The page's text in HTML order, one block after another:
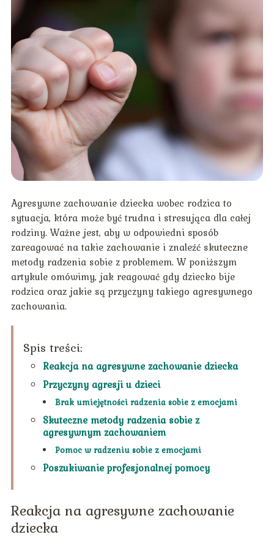
Agresywne zachowanie dziecka wobec rodzica to
sytuacja, która może być trudna i stresująca dla całej
rodziny. Ważne jest, aby w odpowiedni sposób
zareagować na takie zachowanie i znaleźć skuteczne
metody radzenia sobie z problemem. W poniższym
artykule omówimy, jak reagować gdy dziecko bije
rodzica oraz jakie są przyczyny takiego agresywnego
zachowania.
Spis treści:
Reakcja na agresywne zachowanie dziecka
Przyczyny agresji u dzieci
Brak umiejętności radzenia sobie z emocjami
Skuteczne metody radzenia sobie z
agresywnym zachowaniem
Pomoc w radzeniu sobie z emocjami
Poszukiwanie profesjonalnej pomocy
Reakcja na agresywne zachowanie
dziecka